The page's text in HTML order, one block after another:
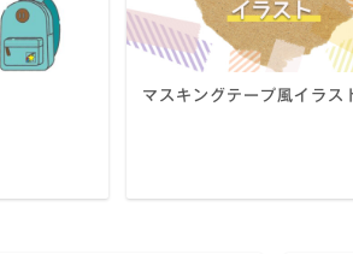
マスキングテープ風イラス